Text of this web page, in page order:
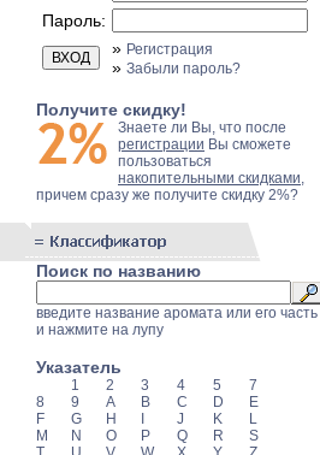
Пароль:
» Регистрация
» Забыли пароль?
Получите скидку!
Знаете ли Вы, что после
регистрации Вы сможете
пользоваться
накопительными скидками,
причем сразу же получите скидку 2%?
Поиск по названию
введите название аромата или его часть
и нажмите на лупу
Указатель
1 2 3 4 5
7
8
9 A B C D
E
F
G H J K
L
M
N O P Q R
S